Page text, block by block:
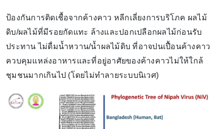
ป้องกันการติดเชื้อจากค้างคาว หลีกเลี่ยงการบริโภค ผลไม้
ดิบ/ผลไม้ที่มีรอยกัดแทะ ล้างและปอกเปลือกผลไม้ก่อนรับ
ประทาน ไม่ดื่มน้ำหวาน/น้ำผลไม้ดิบ ที่อาจปนเปื้อนค้างคาว
ควบคุมแหล่งอาหารและที่อยู่อาศัยของค้างคาวไม่ให้ใกล้
ชุมชนมากเกินไป (โดยไม่ทำลายระบบนิเวศ)